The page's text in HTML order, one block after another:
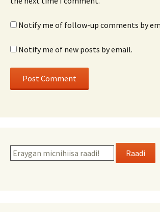
Notify me of follow-up comments by
Notify me of new posts by email.
Raadi